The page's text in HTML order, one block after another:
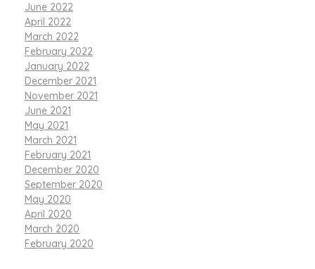
June 2022
April 2022
March 2022
February 2022
January 2022
December 2021
November 2021
June 2021
May 2021
March 2021
February 2021
December 2020
September 2020
May 2020
April 2020
March 2020
February 2020